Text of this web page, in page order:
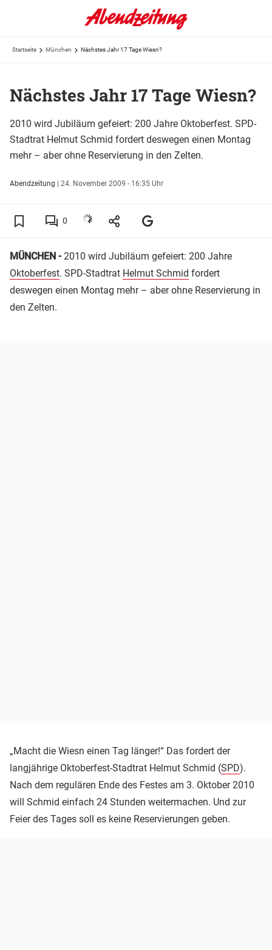
Startseite München Nächstes Jahr 17 Tage Wiesn?
Nächstes Jahr 17 Tage Wiesn?
2010 wird Jubiläum gefeiert: 200 Jahre Oktoberfest. SPD-
Stadtrat Helmut Schmid fordert deswegen einen Montag
mehr – aber ohne Reservierung in den Zelten.
Abendzeitung | 24. November 2009 - 16:35 Uhr
0
MÜNCHEN -2010 wird Jubiläum gefeiert: 200 Jahre
Oktoberfest. SPD-Stadtrat Helmut Schmid fordert
deswegen einen Montag mehr – aber ohne Reservierung in
den Zelten.
„Macht die Wiesn einen Tag länger!“ Das fordert der
langjährige Oktoberfest-Stadtrat Helmut Schmid (SPD).
Nach dem regulären Ende des Festes am 3. Oktober 2010
will Schmid einfach 24 Stunden weitermachen. Und zur
Feier des Tages soll es keine Reservierungen geben.